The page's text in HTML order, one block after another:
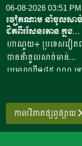
ប្រធានសហព័ន្ធស្រូវអង្ករក
បានមានប្រសាសន៍ថា កា
ចេញអង្ករសម្រាប់ឆ្នាំ២០២
នឹងសម្រេចបានជោគជ័យ
ផែនការ ហើយ​មិនមានបញ្ហ
ចោទនោះទេ ជាពិសេស
រដ្ឋាភិបាល ដឹកនាំរបស់ស
ម្តេចតេជោ ហ៊ុន សែន ជា
06-08-2026 03:51 PM
វៀតណាម នាំចូលសាច់
ជិតពីរសែនតោន ក្នុង
ឆមាសទី១ ដោយភាគច្រ
ចូលពីអាម៉េរិក
ហាណូយ៖ ប្រទេសវៀត
បាននាំចូលសាច់មាន់
ប្រមាណពី១៨៥ ០០០ ទ
នាំចូលពីសហរដ្ឋអាម៉េរិក
រហូតដល់ជិត៦២ភាគរយ
កាលវិភាគផ្សព្វផ្សាយ